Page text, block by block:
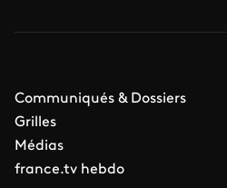
Communiqués & Dossiers
Grilles
Médias
france.tv hebdo